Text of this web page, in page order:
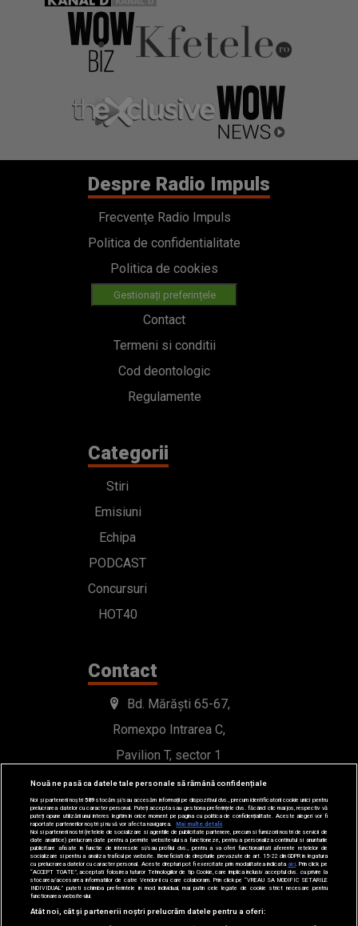
Despre Radio Impuls
Frecvențe Radio Impuls
Politica de confidentialitate
Politica de cookies
Gestionați preferințele
Contact
Termeni si conditii
Cod deontologic
Regulamente
Categorii
Stiri
Emisiuni
Echipa
PODCAST
Concursuri
HOT40
Contact
Bd. Mărăști 65-67,
Romexpo Intrarea C,
Pavilion T, sector 1
LIVE : 0754-222.999
WhatsApp: 0754-222.999
Nouă ne pasă ca datele tale personale să rămână confidențiale
Noi și partenerii noștri589stocăm și/sau accesăm informații pe dispozitivul dvs., precum identificatorii cookie unici pentru
prelucrarea datelor cu caracter personal. Puteți accepta sau gestiona preferințele dvs. făcând clic mai jos, respectiv vă
puteți opune utilizării unui interes legitim în orice moment pe pagina cu politica de confidențialitate. Aceste alegeri vor fi
raportate partenerilor noștri și nu vă vor afecta navigarea.
Mai multe detalii
Noi si partenerii nostri (retelele de socializare si agentiile de publicitate partenere, precum si furnizorii nostri de servicii de
date analitice) prelucram date pentru a permite website-ului sa functioneze, pentru a personaliza continutul si anunturile
publicitare afisate in functie de interesele si/sau profilul dvs., pentru a va oferi functionalitati aferente retelelor de
socializare si pentru a analiza traficul pe website. Beneficiati de drepturile prevazute de art. 15-22 din GDPR in legatura
cu prelucrarea datelor cu caracter personal. Aceste drepturi pot fi exercitate prin modalitatea indicataaici . Prin click pe
“ACCEPT TOATE”, acceptati folosirea tuturor Tehnologiilor de tip Cookie, care implica inclusiv acceptul dvs. cu privire la
stocarea/accesarea informatiilor de catre Vendor-ii cu care colaboram. Prin click pe “VREAU SA MODIFIC SETARILE
INDIVIDUAL” puteti schimba preferintele in mod individual, mai putin cele legate de cookie strict necesare pentru
functionarea website-ului.
Atât noi, cât și partenerii noștri prelucrăm datele pentru a oferi: